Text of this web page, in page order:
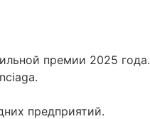
премии 2025 года.
предприятий.